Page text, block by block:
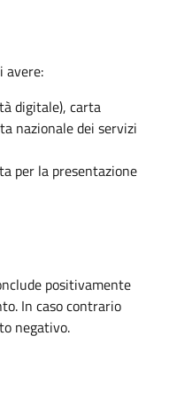
avere:
digitale), carta
nazionale dei servizi
per la presentazione
positivamente
In caso contrario
negativo.